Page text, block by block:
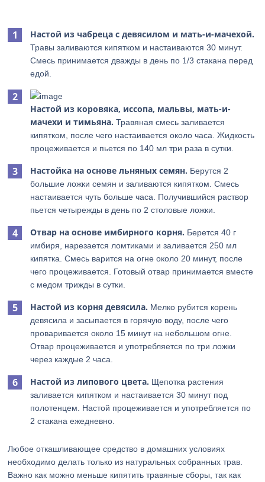
Настой из чабреца с девясилом и мать-и-мачехой.
Травы заливаются кипятком и настаиваются 30 минут.
Смесь принимается дважды в день по 1/3 стакана перед
едой.
Настой из коровяка, иссопа, мальвы, мать-и-
мачехи и тимьяна. Травяная смесь заливается
кипятком, после чего настаивается около часа. Жидкость
процеживается и пьется по 140 мл три раза в сутки.
Настойка на основе льняных семян. Берутся 2
большие ложки семян и заливаются кипятком. Смесь
настаивается чуть больше часа. Получившийся раствор
пьется четырежды в день по 2 столовые ложки.
Отвар на основе имбирного корня. Берется 40 г
имбиря, нарезается ломтиками и заливается 250 мл
кипятка. Смесь варится на огне около 20 минут, после
чего процеживается. Готовый отвар принимается вместе
с медом трижды в сутки.
Настой из корня девясила. Мелко рубится корень
девясила и засыпается в горячую воду, после чего
проваривается около 15 минут на небольшом огне.
Отвар процеживается и употребляется по три ложки
через каждые 2 часа.
Настой из липового цвета. Щепотка растения
заливается кипятком и настаивается 30 минут под
полотенцем. Настой процеживается и употребляется по
2 стакана ежедневно.
Любое откашливающее средство в домашних условиях
необходимо делать только из натуральных собранных трав.
Важно как можно меньше кипятить травяные сборы, так как